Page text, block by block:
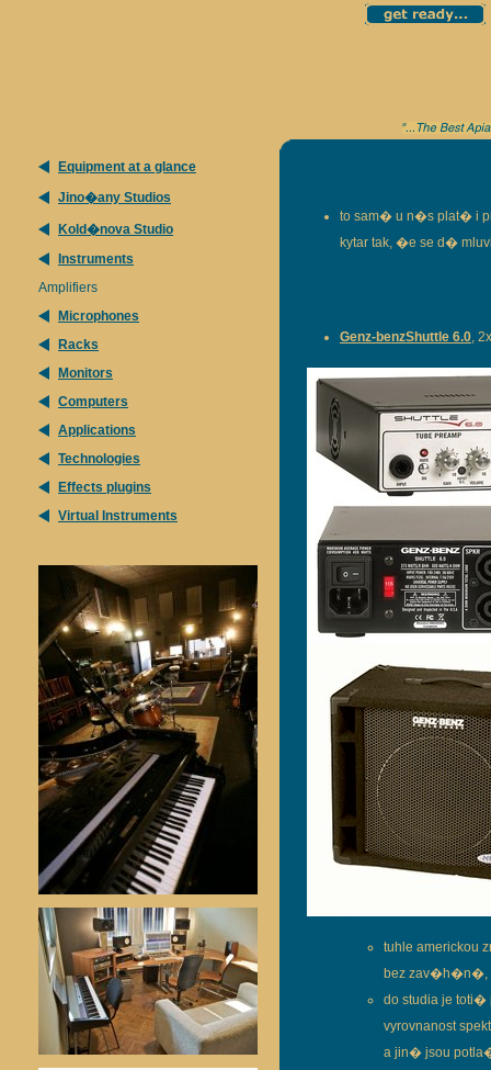
Equipment at a glance
Jino�any Studios
Kold�nova Studio
Instruments
Amplifiers
Microphones
Racks
Monitors
Computers
Applications
Technologies
Effects plugins
Virtual Instruments
to sam� u n�s plat� i
kytar tak, �e se d�
Genz-benzShuttle 6.0,
tuhle
bez zav�h�n�,
do studia je
vyrovnanost
a jin� jsou